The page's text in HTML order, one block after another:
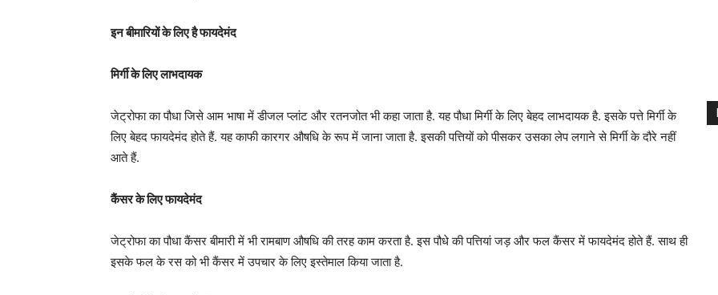
इन बीमारियों के लिए है फायदेमंद
मिर्गी के लिए लाभदायक
जेट्रोफा का पौधा जिसे आम भाषा में डीजल प्लांट और रतनजोत भी कहा जाता है. यह पौधा मिर्गी के लिए बेहद लाभदायक है. इसके पत्ते मिर्गी के
लिए बेहद फायदेमंद होते हैं. यह काफी कारगर औषधि के रूप में जाना जाता है. इसकी पत्तियों को पीसकर उसका लेप लगाने से मिर्गी के दौरे नहीं
आते हैं.
कैंसर के लिए फायदेमंद
जेट्रोफा का पौधा कैंसर बीमारी में भी रामबाण औषधि की तरह काम करता है. इस पौधे की पत्तियां जड़ और फल कैंसर में फायदेमंद होते हैं. साथ ही
इसके फल के रस को भी कैंसर में उपचार के लिए इस्तेमाल किया जाता है.